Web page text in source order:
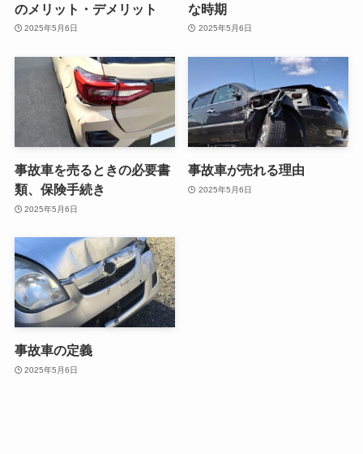
のメリット・デメリット
2025年5月6日
な時期
2025年5月6日
事故車を売るときの必要書
類、保険手続き
2025年5月6日
事故車が売れる理由
2025年5月6日
事故車の定義
2025年5月6日